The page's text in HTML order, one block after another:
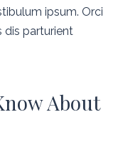
ipsum. Orci
dis parturient
About